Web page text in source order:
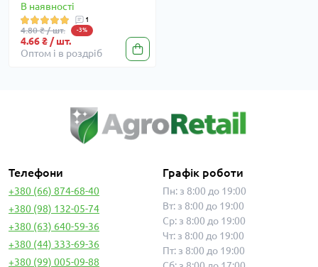
В наявності
1
4.80 ₴ / шт. -3%
4.66 ₴ / шт.
Оптом і в роздріб
Телефони
+380 (66) 874-68-40
+380 (98) 132-05-74
+380 (63) 640-59-36
+380 (44) 333-69-36
+380 (99) 005-09-88
Графік роботи
Пн: з 8:00 до 19:00
Вт: з 8:00 до 19:00
Ср: з 8:00 до 19:00
Чт: з 8:00 до 19:00
Пт: з 8:00 до 19:00